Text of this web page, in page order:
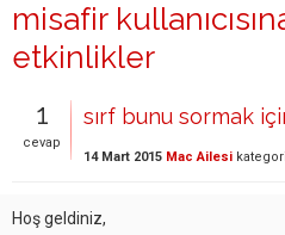
misafir
etkinlikler
1
cevap
sırf bunu sormak
14 Mart 2015 Mac Ailesi
Hoş geldiniz,